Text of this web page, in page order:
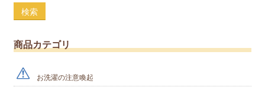
検索
商品カテゴリ
お洗濯の注意喚起